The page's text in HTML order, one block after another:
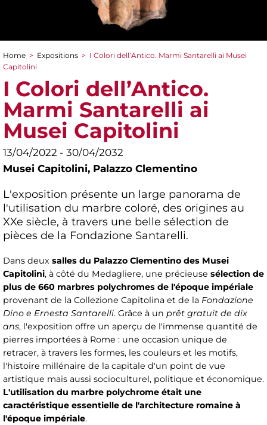
You are here
Home > Expositions > I Colori dell’Antico. Marmi Santarelli ai Musei
Capitolini
I Colori dell’Antico.
Marmi Santarelli ai
Musei Capitolini
13/04/2022 - 30/04/2032
Musei Capitolini, Palazzo Clementino
L'exposition présente un large panorama de
l'utilisation du marbre coloré, des origines au
XXe siècle, à travers une belle sélection de
pièces de la Fondazione Santarelli.
Dans deux salles du Palazzo Clementino des Musei
Capitolini, à côté du Medagliere, une précieuse sélection de
plus de 660 marbres polychromes de l'époque impériale
provenant de la Collezione Capitolina et de la Fondazione
Dino e Ernesta Santarelli. Grâce à un prêt gratuit de dix
ans, l'exposition offre un aperçu de l'immense quantité de
pierres importées à Rome : une occasion unique de
retracer, à travers les formes, les couleurs et les motifs,
l'histoire millénaire de la capitale d'un point de vue
artistique mais aussi socioculturel, politique et économique.
L'utilisation du marbre polychrome était une
caractéristique essentielle de l'architecture romaine à
l'époque impériale.